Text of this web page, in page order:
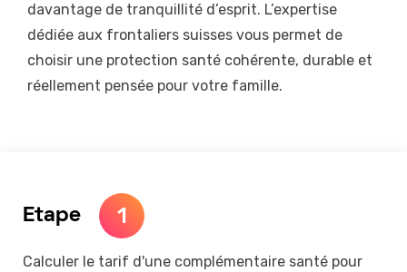
davantage de tranquillité d’esprit. L’expertise
dédiée aux frontaliers suisses vous permet de
choisir une protection santé cohérente, durable et
réellement pensée pour votre famille.
Etape 1
Calculer le tarif d'une complémentaire santé pour